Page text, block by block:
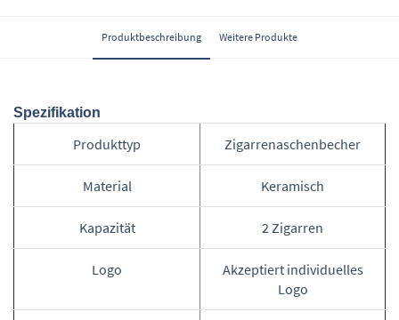
Produktbeschreibung Weitere Produkte
Spezifikation
Produkttyp Zigarrenaschenbecher
Material Keramisch
Kapazität 2 Zigarren
Logo
Akzeptiert individuelles
Logo